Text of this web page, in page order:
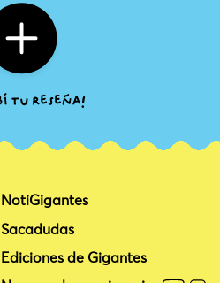
NotiGigantes
Sacadudas
Ediciones de Gigantes